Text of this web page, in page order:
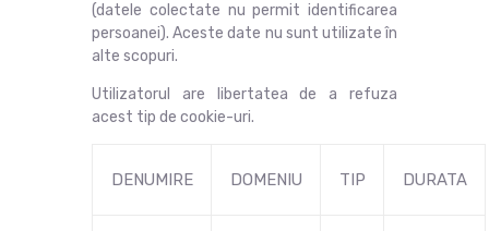
(datele colectate nu permit identificarea
persoanei). Aceste date nu sunt utilizate în
alte scopuri.
Utilizatorul are libertatea de a refuza
acest tip de cookie-uri.
DENUMIRE DOMENIU TIP DURATA